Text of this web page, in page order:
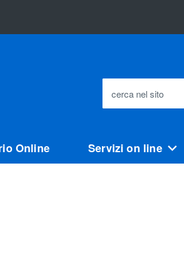
cerca nel sito
Online Servizi on line